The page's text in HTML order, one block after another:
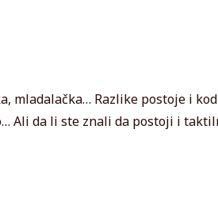
mladalačka… Razlike postoje i kod
Ali da li ste znali da postoji i